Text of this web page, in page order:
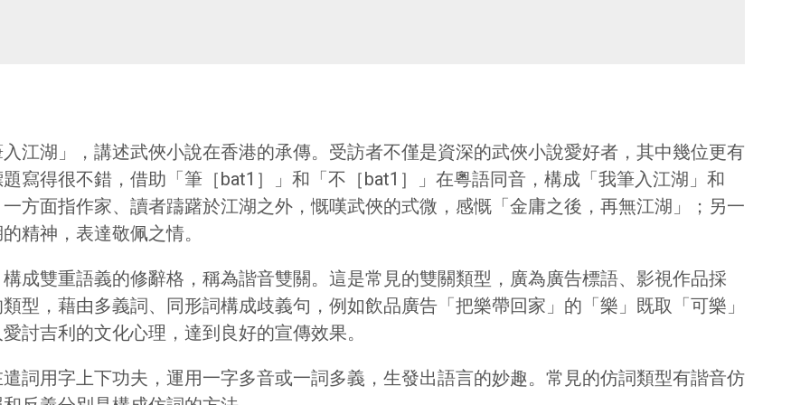
江湖」，講述武俠小說在香港的承傳。受訪者不僅是資深的武俠小說愛好者，其中幾位更有
寫得很不錯，借助「筆［bat1］」和「不［bat1］」在粵語同音，構成「我筆入江湖」和
方面指作家、讀者躊躇於江湖之外，慨嘆武俠的式微，感慨「金庸之後，再無江湖」；另一
精神，表達敬佩之情。
成雙重語義的修辭格，稱為諧音雙關。這是常見的雙關類型，廣為廣告標語、影視作品採
型，藉由多義詞、同形詞構成歧義句，例如飲品廣告「把樂帶回家」的「樂」既取「可樂」
討吉利的文化心理，達到良好的宣傳效果。
詞用字上下功夫，運用一字多音或一詞多義，生發出語言的妙趣。常見的仿詞類型有諧音仿